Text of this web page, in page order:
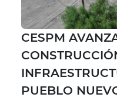
CESPM
PUEBLO